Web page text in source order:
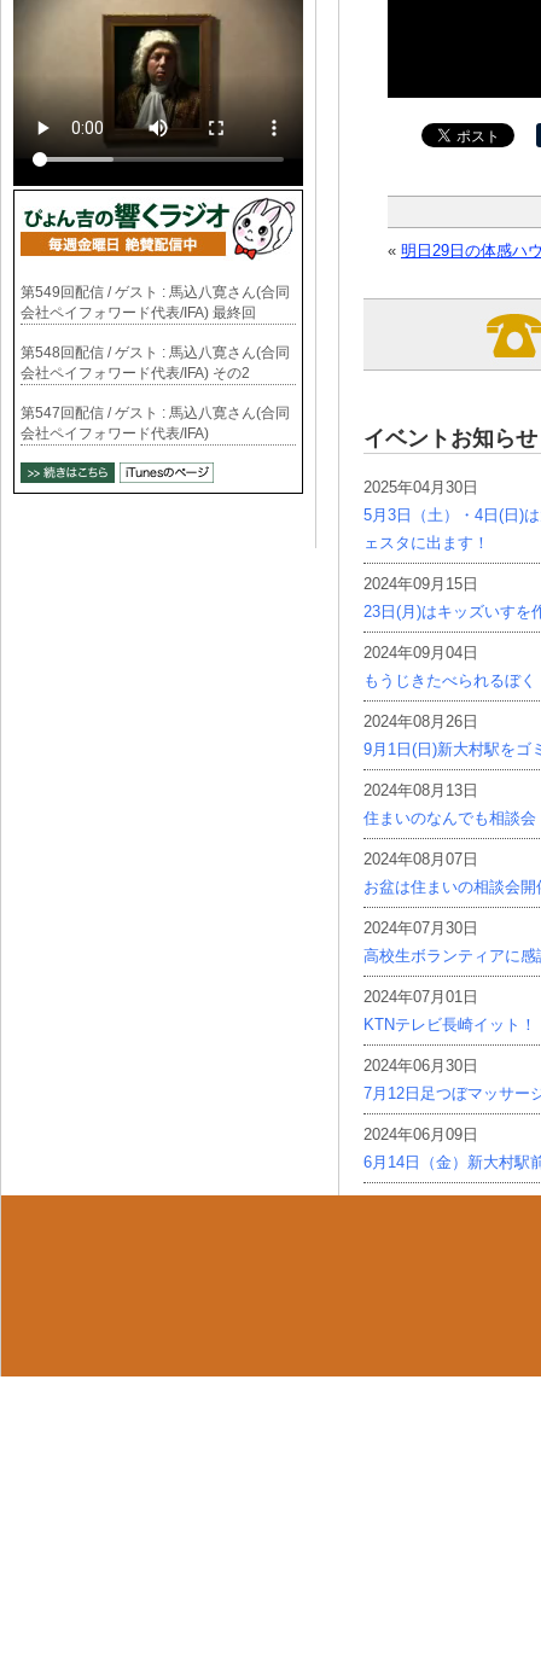
« 明日29日の体感ハ
イベントお知らせ
2025年04月30日
5月3日（土）・4日(日)
ェスタに出ます！
2024年09月15日
23日(月)はキッズいすを
2024年09月04日
もうじきたべられるぼく
2024年08月26日
9月1日(日)新大村駅をゴ
2024年08月13日
住まいのなんでも相談会
2024年08月07日
お盆は住まいの相談会開
2024年07月30日
高校生ボランティアに感
2024年07月01日
KTNテレビ長崎イット！
2024年06月30日
7月12日足つぼマッサー
2024年06月09日
6月14日（金）新大村駅
第549回配信 / ゲスト : 馬込八寛さん(合同
会社ペイフォワード代表/IFA) 最終回
第548回配信 / ゲスト : 馬込八寛さん(合同
会社ペイフォワード代表/IFA) その2
第547回配信 / ゲスト : 馬込八寛さん(合同
会社ペイフォワード代表/IFA)